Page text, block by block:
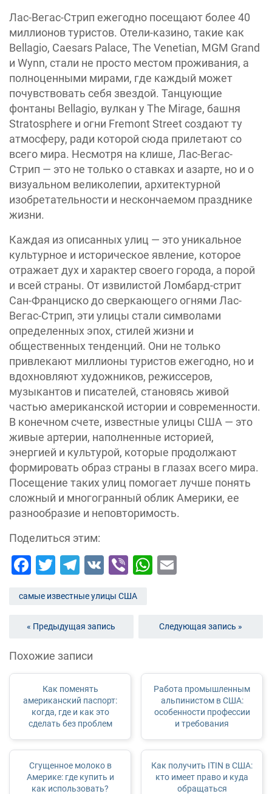
Лас-Вегас-Стрип ежегодно посещают более 40
миллионов туристов. Отели-казино, такие как
Bellagio, Caesars Palace, The Venetian, MGM Grand
и Wynn, стали не просто местом проживания, а
полноценными мирами, где каждый может
почувствовать себя звездой. Танцующие
фонтаны Bellagio, вулкан у The Mirage, башня
Stratosphere и огни Fremont Street создают ту
атмосферу, ради которой сюда прилетают со
всего мира. Несмотря на клише, Лас-Вегас-
Стрип — это не только о ставках и азарте, но и о
визуальном великолепии, архитектурной
изобретательности и нескончаемом празднике
жизни.
Каждая из описанных улиц — это уникальное
культурное и историческое явление, которое
отражает дух и характер своего города, а порой
и всей страны. От извилистой Ломбард-стрит
Сан-Франциско до сверкающего огнями Лас-
Вегас-Стрип, эти улицы стали символами
определенных эпох, стилей жизни и
общественных тенденций. Они не только
привлекают миллионы туристов ежегодно, но и
вдохновляют художников, режиссеров,
музыкантов и писателей, становясь живой
частью американской истории и современности.
В конечном счете, известные улицы США — это
живые артерии, наполненные историей,
энергией и культурой, которые продолжают
формировать образ страны в глазах всего мира.
Посещение таких улиц помогает лучше понять
сложный и многогранный облик Америки, ее
разнообразие и неповторимость.
Поделиться этим:
Facebook
Twitter
Telegram
VK ViberWhatsApp
самые известные улицы США
« Предыдущая запись Следующая запись »
Похожие записи
Как поменять
американский паспорт:
когда, где и как это
сделать без проблем
Работа промышленным
альпинистом в США:
особенности профессии
и требования
Сгущенное молоко в
Америке: где купить и
как использовать?
Как получить ITIN в США:
кто имеет право и куда
обращаться